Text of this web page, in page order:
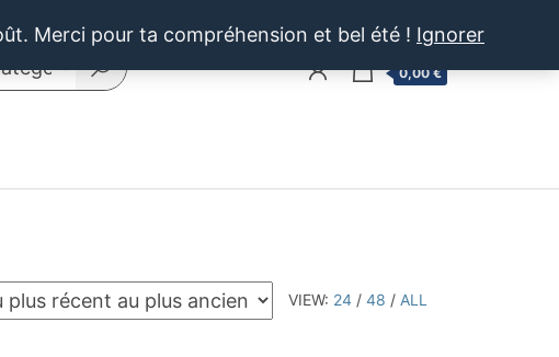
Merci pour ta compréhension et bel été ! Ignorer
0,00 €
VIEW: 24 / 48 / ALL